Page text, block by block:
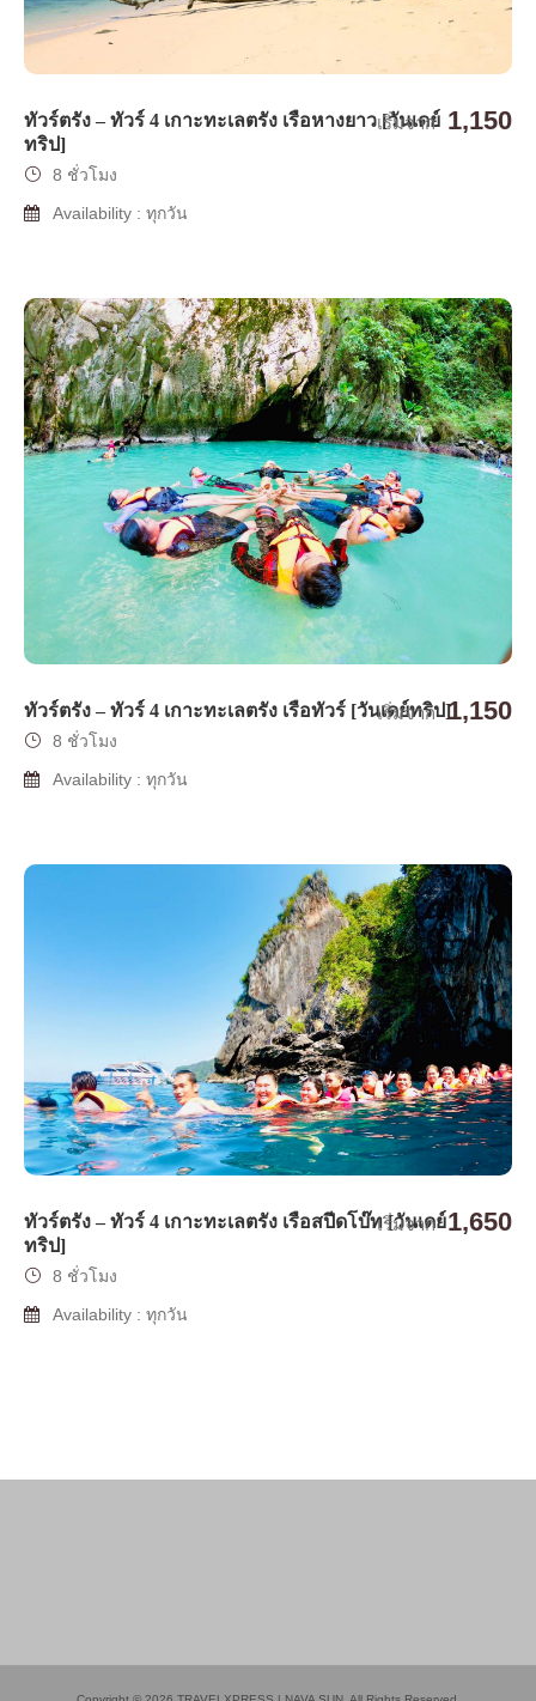
ทัวร์ตรัง – ทัวร์ 4 เกาะทะเลตรัง เรือหางยาว [วันเดย์
ทริป]
เริ่มจาก 1,150
8 ชั่วโมง
Availability : ทุกวัน
ทัวร์ตรัง – ทัวร์ 4 เกาะทะเลตรัง เรือทัวร์ [วันเดย์ทริป]
เริ่มจาก 1,150
8 ชั่วโมง
Availability : ทุกวัน
ทัวร์ตรัง – ทัวร์ 4 เกาะทะเลตรัง เรือสปีดโบ๊ท [วันเดย์
ทริป]
เริ่มจาก 1,650
8 ชั่วโมง
Availability : ทุกวัน